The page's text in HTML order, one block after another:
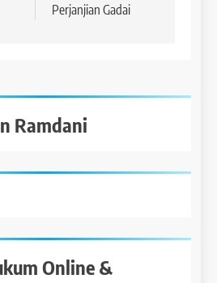
Perjanjian Gadai
Ramdani
Online &